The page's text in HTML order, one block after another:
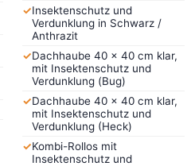
✓Insektenschutz und
Verdunklung in Schwarz /
Anthrazit
✓Dachhaube 40 x 40 cm klar,
mit Insektenschutz und
Verdunklung (Bug)
✓Dachhaube 40 x 40 cm klar,
mit Insektenschutz und
Verdunklung (Heck)
✓Kombi-Rollos mit
Insektenschutz und